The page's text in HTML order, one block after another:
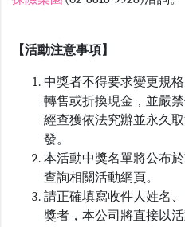
【活動注意事項】
中獎者不得要求變更規
轉售或折換現金，並嚴
經查獲依法究辦並永久
發。
本活動中獎名單將公布
查詢相關活動網頁。
請正確填寫收件人姓名
獎者，本公司將直接以